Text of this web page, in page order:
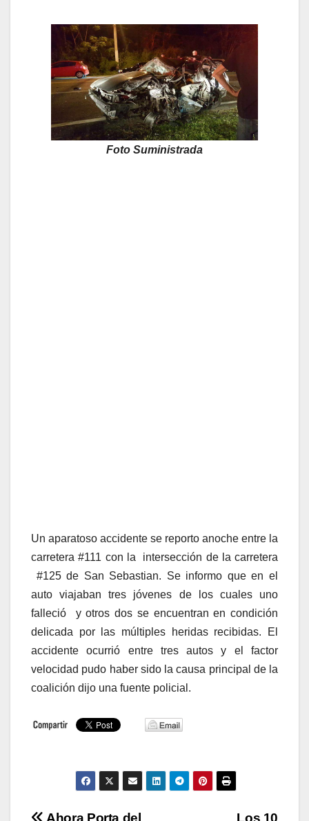
Foto Suministrada
Un aparatoso accidente se reporto anoche entre la
carretera #111 con la intersección de la carretera
#125 de San Sebastian. Se informo que en el
auto viajaban tres jóvenes de los cuales uno
falleció y otros dos se encuentran en condición
delicada por las múltiples heridas recibidas. El
accidente ocurrió entre tres autos y el factor
velocidad pudo haber sido la causa principal de la
coalición dijo una fuente policial.